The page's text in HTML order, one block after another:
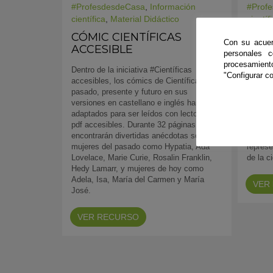
#ProfesdesdeCasa, Información
científica, Material Didáctico
CÓMIC CIENTÍFICAS
ACCESIBLE
Dentro de la iniciativa #Científicas
accesibles, los cómics de Científicas:
pasado, presente y futuro en sus
versiones en castellano e inglés han sido
adaptados para ser leídos con lectores de
pdf accesibles. Durante 32 páginas
encontrarán divertidas anécdotas sobre
mujeres del pasado como Hypatia, Ada
Lovelace, Marie Curie, Rosalin Franklin,
Hedy Lamarr, y mujeres de hoy como
Adela, Isa, María del Carmen y María
José.
VER RECURSO
Este
un
de la
VER
Con su
personales
"Configurar